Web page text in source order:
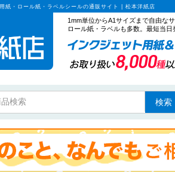
紙・ロール紙・ラベルシールの通販サイト | 松本洋紙店
1mm単位からA1サイズまで自由な
ロール紙・ラベルも多数。最短当日
検索